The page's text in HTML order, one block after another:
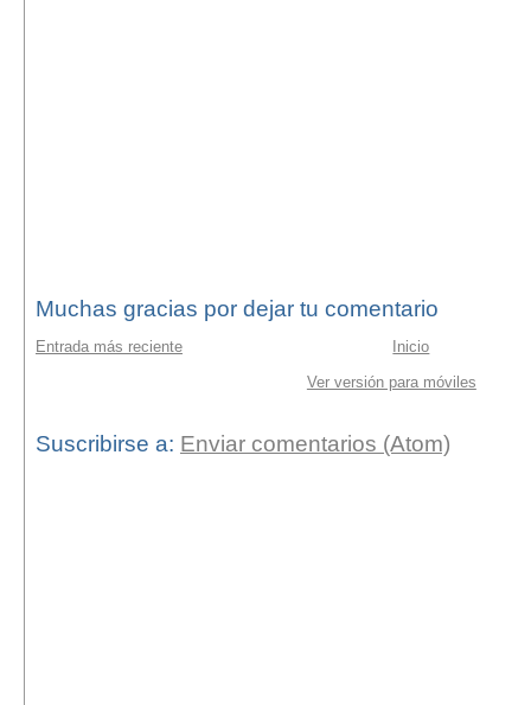
Muchas gracias por dejar tu comentario
Entrada más reciente
Inicio
Ver versión para móviles
Suscribirse a: Enviar comentarios (Atom)